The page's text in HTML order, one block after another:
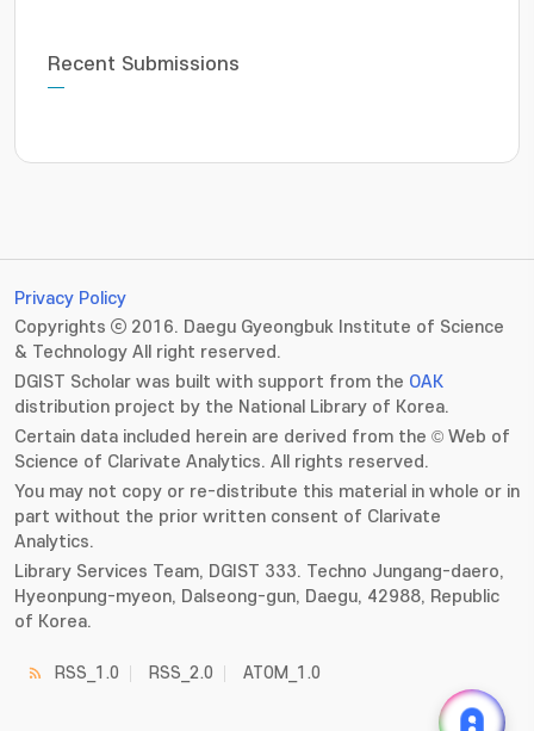
Recent Submissions
Privacy Policy
Copyrights ⓒ 2016. Daegu Gyeongbuk Institute of Science
& Technology All right reserved.
DGIST Scholar was built with support from the OAK
distribution project by the National Library of Korea.
Certain data included herein are derived from the © Web of
Science of Clarivate Analytics. All rights reserved.
You may not copy or re-distribute this material in whole or in
part without the prior written consent of Clarivate
Analytics.
Library Services Team, DGIST 333. Techno Jungang-daero,
Hyeonpung-myeon, Dalseong-gun, Daegu, 42988, Republic
of Korea.
RSS_1.0 RSS_2.0 ATOM_1.0